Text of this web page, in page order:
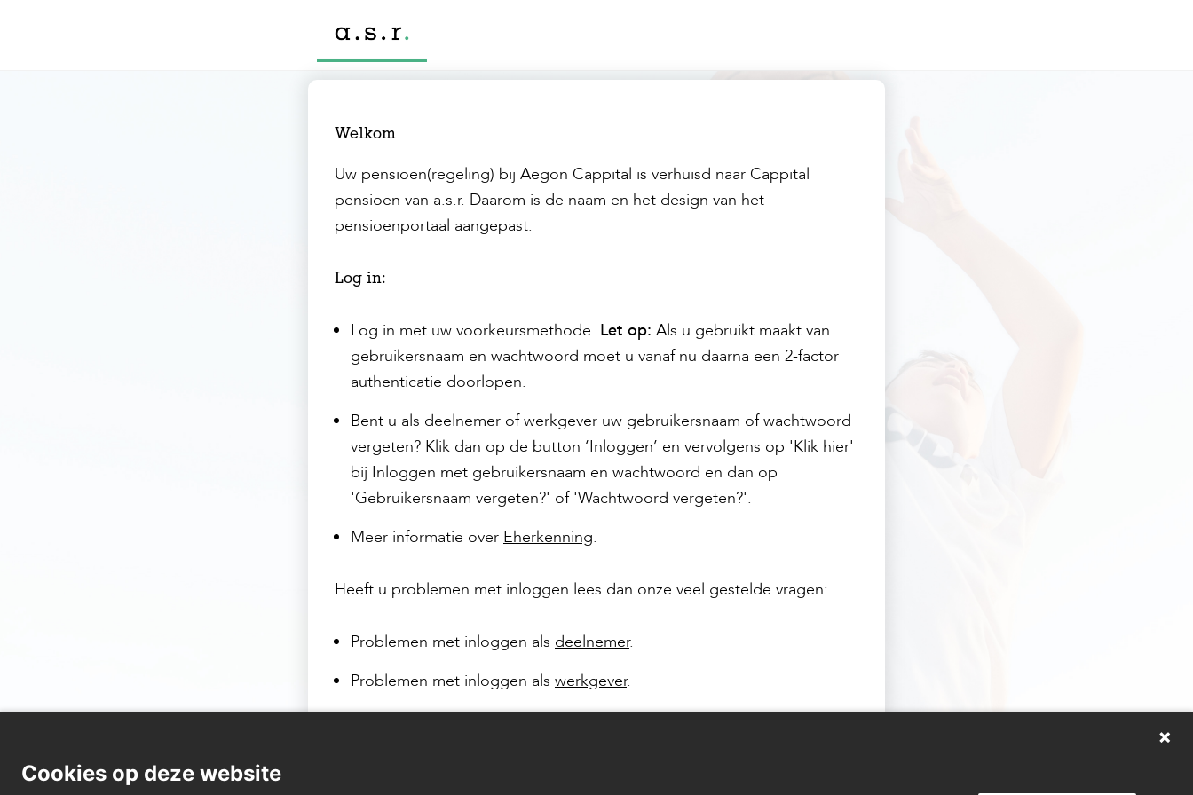
Welkom
Uw pensioen(regeling) bij Aegon Cappital is verhuisd naar Cappital
pensioen van a.s.r. Daarom is de naam en het design van het
pensioenportaal aangepast.
Log in:
Log in met uw voorkeursmethode. Let op: Als u gebruikt maakt van
gebruikersnaam en wachtwoord moet u vanaf nu daarna een 2-factor
authenticatie doorlopen.
Bent u als deelnemer of werkgever uw gebruikersnaam of wachtwoord
vergeten? Klik dan op de button ‘Inloggen’ en vervolgens op 'Klik hier'
bij Inloggen met gebruikersnaam en wachtwoord en dan op
'Gebruikersnaam vergeten?' of 'Wachtwoord vergeten?'.
Meer informatie over Eherkenning.
Heeft u problemen met inloggen lees dan onze veel gestelde vragen:
Problemen met inloggen als deelnemer.
Problemen met inloggen als werkgever.
Cookies op deze website